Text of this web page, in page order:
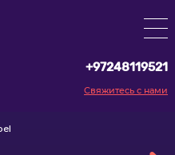
+97248119521
Свяжитесь с нами